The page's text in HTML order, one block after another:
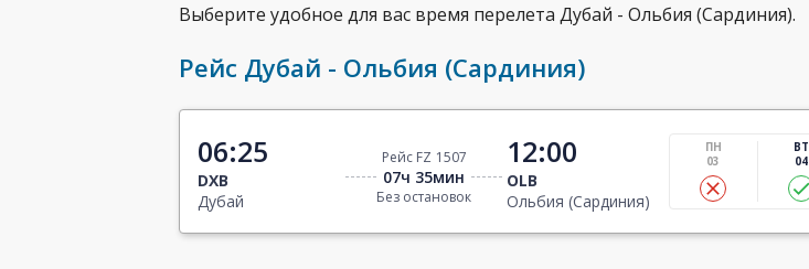
Выберите удобное для вас время перелета Дубай - Ольбия (Сардиния).
Рейс Дубай - Ольбия (Сардиния)
06:25
DXB
Дубай
Рейс FZ 1507
07ч 35мин
Без остановок
12:00
OLB
Ольбия (Сардиния)
ПН
03
ВТ
04